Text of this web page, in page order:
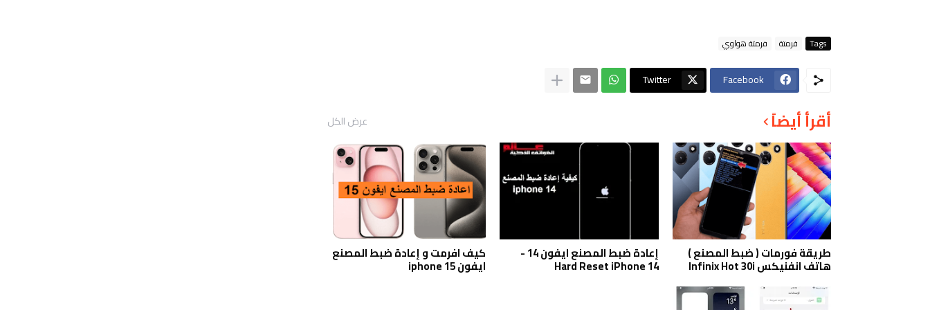
Tags فرمتة فرمتة هواوي
Facebook
Twitter
أقرأ أيضاً عرض الكل
طريقة فورمات ( ضبط المصنع )
هاتف انفنيكس Infinix Hot 30i
إعادة ضبط المصنع ايفون 14 -
Hard Reset iPhone 14
كيف افرمت و إعادة ضبط المصنع
ايفون iphone 15